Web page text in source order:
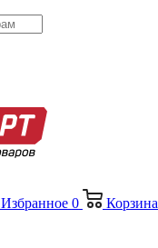
Избранное 0 Корзина